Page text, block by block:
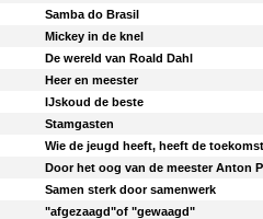
Samba do Brasil
Mickey in de knel
De wereld van Roald Dahl
Heer en meester
IJskoud de beste
Stamgasten
Wie de jeugd heeft, heeft de toekomst
Door het oog van de meester Anton
Samen sterk door samenwerk
"afgezaagd"of "gewaagd"